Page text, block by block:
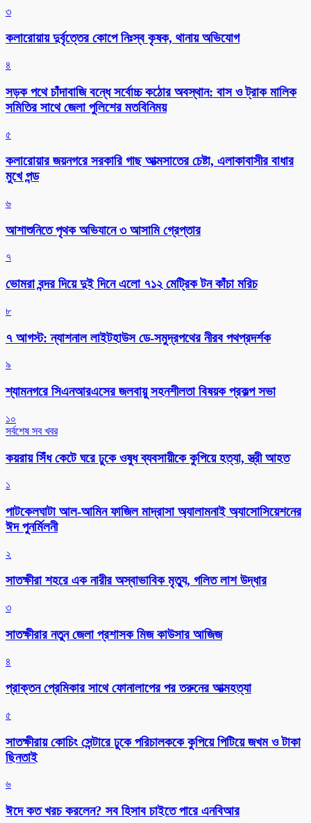
৩
কলারোয়ায় দুর্বৃত্তের কোপে নিঃস্ব কৃষক, থানায় অভিযোগ
৪
সড়ক পথে চাঁদাবাজি বন্ধে সর্বোচ্চ কঠোর অবস্থান: বাস ও ট্রাক মালিক
সমিতির সাথে জেলা পুলিশের মতবিনিময়
৫
কলারোয়ার জয়নগরে সরকারি গাছ আত্মসাতের চেষ্টা, এলাকাবাসীর বাধার
মুখে পন্ড
৬
আশাশুনিতে পৃথক অভিযানে ৩ আসামি গ্রেপ্তার
৭
ভোমরা বন্দর দিয়ে দুই দিনে এলো ৭১২ মেট্রিক টন কাঁচা মরিচ
৮
৭ আগস্ট: ন্যাশনাল লাইটহাউস ডে-সমুদ্রপথের নীরব পথপ্রদর্শক
৯
শ্যামনগরে সিএনআরএসের জলবায়ু সহনশীলতা বিষয়ক প্রকল্প সভা
১০
সর্বশেষ সব খবর
কয়রায় সিঁধ কেটে ঘরে ঢুকে ওষুধ ব্যবসায়ীকে কুপিয়ে হত্যা, স্ত্রী আহত
১
পাটকেলঘাটা আল-আমিন ফাজিল মাদ্রাসা অ্যালামনাই অ্যাসোসিয়েশনের
ঈদ পুনর্মিলনী
২
সাতক্ষীরা শহরে এক নারীর অস্বাভাবিক মৃত্যু, গলিত লাশ উদ্ধার
৩
সাতক্ষীরার নতুন জেলা প্রশাসক মিজ কাউসার আজিজ
৪
প্রাক্তন প্রেমিকার সাথে ফোনালাপের পর তরুনের আত্মহত্যা
৫
সাতক্ষীরায় কোচিং সেন্টারে ঢুকে পরিচালককে কুপিয়ে পিটিয়ে জখম ও টাকা
ছিনতাই
৬
ঈদে কত খরচ করলেন? সব হিসাব চাইতে পারে এনবিআর